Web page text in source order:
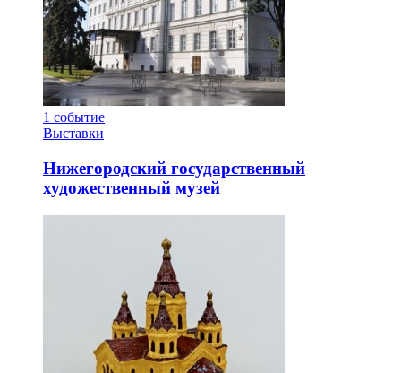
1 событие
Выставки
Нижегородский государственный
художественный музей